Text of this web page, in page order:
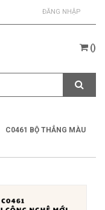
ĐĂNG NHẬP
()
C0461 BỘ THẲNG MÀU